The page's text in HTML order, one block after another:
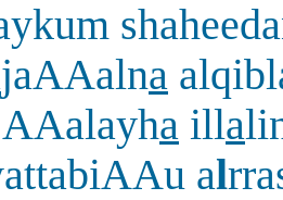
jaAAalna
a illa
al